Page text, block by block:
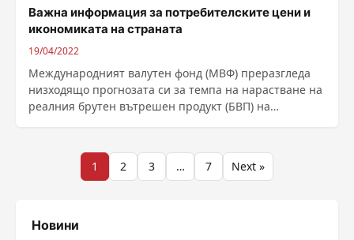
Важна информация за потребителските цени и
икономиката на страната
19/04/2022
Международният валутен фонд (МВФ) преразгледа
низходящо прогнозата си за темпа на нарастване на
реалния брутен вътрешен продукт (БВП) на
Разделяне
публикациите
1 2 3 … 7 Next »
Новини